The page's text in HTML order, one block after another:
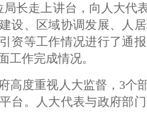
局长走上讲台，向人大代
设、区域协调发展、人
资等工作情况进行了通
工作完成情况。
高度重视人大监督，3个
台。人大代表与政府部